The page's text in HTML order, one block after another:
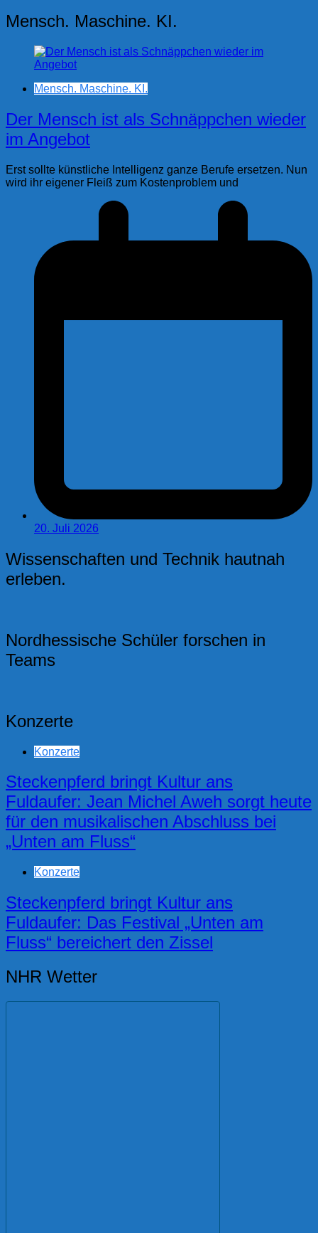
Mensch. Maschine. KI.
Mensch. Maschine. KI.
Der Mensch ist als Schnäppchen wieder
im Angebot
Erst sollte künstliche Intelligenz ganze Berufe ersetzen. Nun
wird ihr eigener Fleiß zum Kostenproblem und
20. Juli 2026
Wissenschaften und Technik hautnah
erleben.
Nordhessische Schüler forschen in
Teams
Konzerte
Konzerte
Steckenpferd bringt Kultur ans
Fuldaufer: Jean Michel Aweh sorgt heute
für den musikalischen Abschluss bei
„Unten am Fluss“
Konzerte
Steckenpferd bringt Kultur ans
Fuldaufer: Das Festival „Unten am
Fluss“ bereichert den Zissel
NHR Wetter